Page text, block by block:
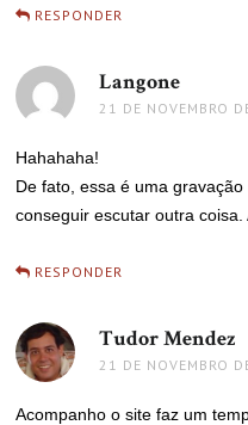
RESPONDER
Langone
21 DE NOVEMBRO
Hahahaha!
De fato, essa é uma
conseguir escutar outra
RESPONDER
Tudor Mendez
21 DE NOVEMBRO
Acompanho o site faz um